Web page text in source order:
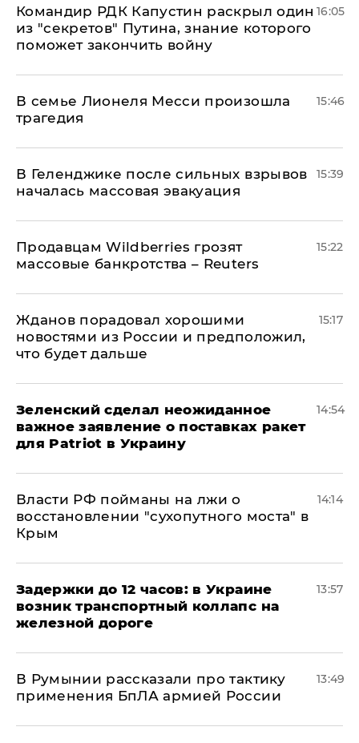
Командир РДК Капустин раскрыл один
из "секретов" Путина, знание которого
поможет закончить войну
16:05
В семье Лионеля Месси произошла
трагедия
15:46
В Геленджике после сильных взрывов
началась массовая эвакуация
15:39
Продавцам Wildberries грозят
массовые банкротства – Reuters
15:22
Жданов порадовал хорошими
новостями из России и предположил,
что будет дальше
15:17
Зеленский сделал неожиданное
важное заявление о поставках ракет
для Patriot в Украину
14:54
Власти РФ пойманы на лжи о
восстановлении "сухопутного моста" в
Крым
14:14
Задержки до 12 часов: в Украине
возник транспортный коллапс на
железной дороге
13:57
В Румынии рассказали про тактику
применения БпЛА армией России
13:49